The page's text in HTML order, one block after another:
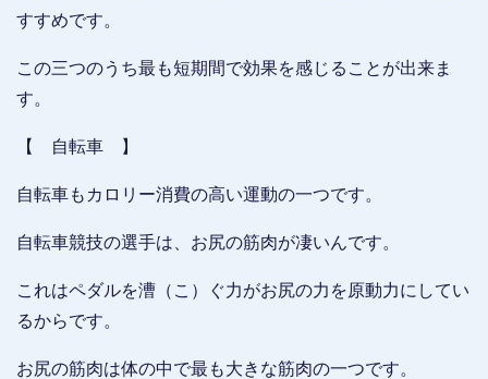
すすめです。
この三つのうち最も短期間で効果を感じることが出来ま
す。
【 自転車 】
自転車もカロリー消費の高い運動の一つです。
自転車競技の選手は、お尻の筋肉が凄いんです。
これはペダルを漕（こ）ぐ力がお尻の力を原動力にしてい
るからです。
お尻の筋肉は体の中で最も大きな筋肉の一つです。